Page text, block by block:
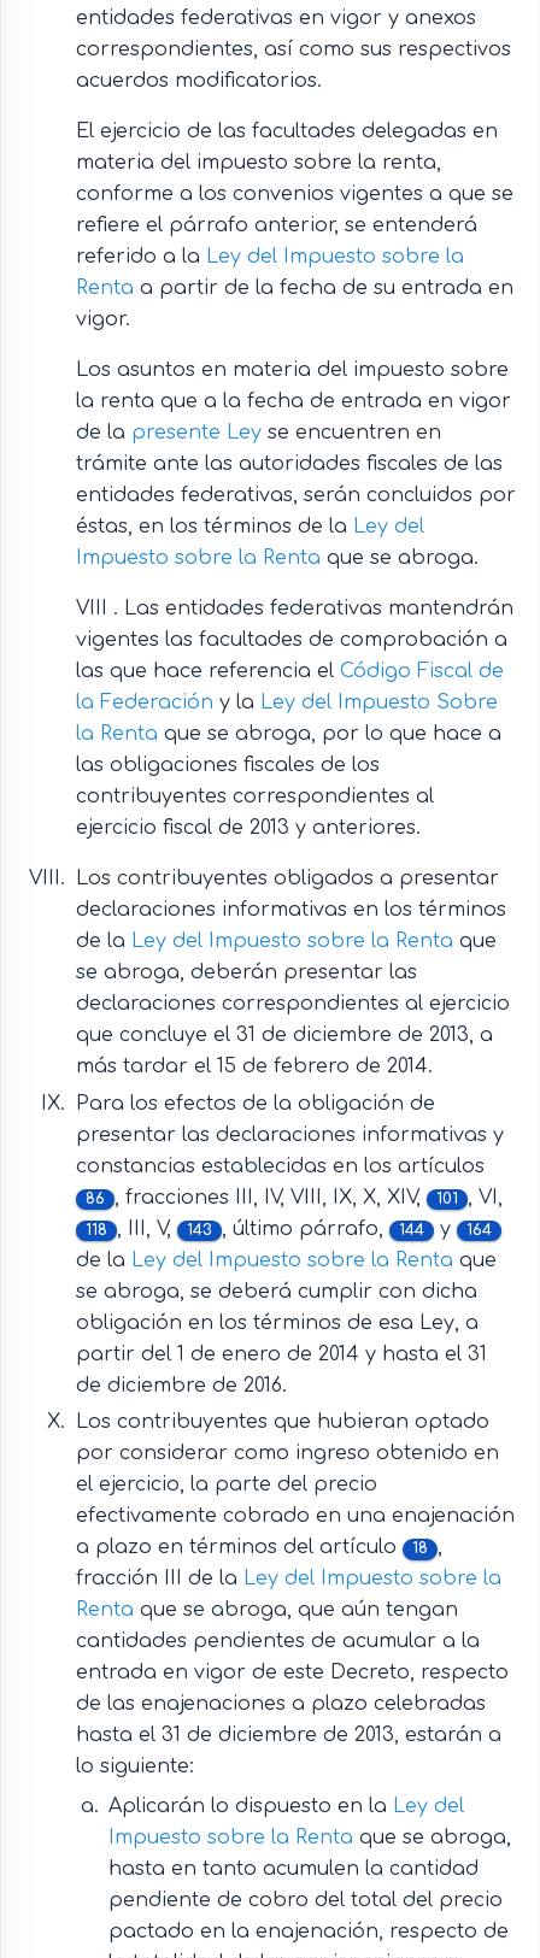
entidades federativas en vigor y anexos
correspondientes, así como sus respectivos
acuerdos modificatorios.
El ejercicio de las facultades delegadas en
materia del impuesto sobre la renta,
conforme a los convenios vigentes a que se
refiere el párrafo anterior, se entenderá
referido a la Ley del Impuesto sobre la
Renta a partir de la fecha de su entrada en
vigor.
Los asuntos en materia del impuesto sobre
la renta que a la fecha de entrada en vigor
de la presente Leyse encuentren en
trámite ante las autoridades fiscales de las
entidades federativas, serán concluidos por
éstas, en los términos de la Ley del
Impuesto sobre la Renta que se abroga.
VIII . Las entidades federativas mantendrán
vigentes las facultades de comprobación a
las que hace referencia el Código Fiscal de
la Federación y la Ley del Impuesto Sobre
la Renta que se abroga, por lo que hace a
las obligaciones fiscales de los
contribuyentes correspondientes al
ejercicio fiscal de 2013 y anteriores.
Los contribuyentes obligados a presentar
declaraciones informativas en los términos
de la Ley del Impuesto sobre la Renta que
se abroga, deberán presentar las
declaraciones correspondientes al ejercicio
que concluye el 31 de diciembre de 2013, a
más tardar el 15 de febrero de 2014.
Para los efectos de la obligación de
presentar las declaraciones informativas y
constancias establecidas en los artículos
86 , fracciones III, IV, VIII, IX, X, XIV, 101 , VI,
118 , III, V, 143 , último párrafo, 144 y 164
de la Ley del Impuesto sobre la Renta que
se abroga, se deberá cumplir con dicha
obligación en los términos de esa Ley, a
partir del 1 de enero de 2014 y hasta el 31
de diciembre de 2016.
Los contribuyentes que hubieran optado
por considerar como ingreso obtenido en
el ejercicio, la parte del precio
efectivamente cobrado en una enajenación
a plazo en términos del artículo
18
,
fracción III de la Ley del Impuesto sobre la
Renta que se abroga, que aún tengan
cantidades pendientes de acumular a la
entrada en vigor de este Decreto, respecto
de las enajenaciones a plazo celebradas
hasta el 31 de diciembre de 2013, estarán a
lo siguiente:
Aplicarán lo dispuesto en la Ley del
Impuesto sobre la Renta que se abroga,
hasta en tanto acumulen la cantidad
pendiente de cobro del total del precio
pactado en la enajenación, respecto de